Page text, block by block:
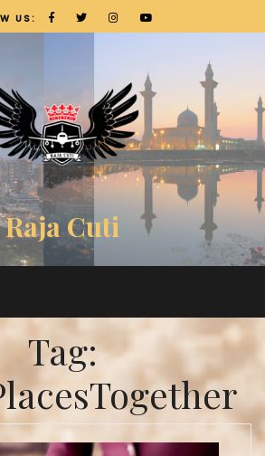
US:
Raja Cuti
Tag: